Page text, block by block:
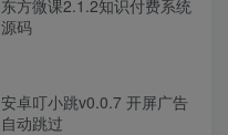
东方微课2.1.2知识付费系统
源码
安卓叮小跳v0.0.7 开屏广告
自动跳过